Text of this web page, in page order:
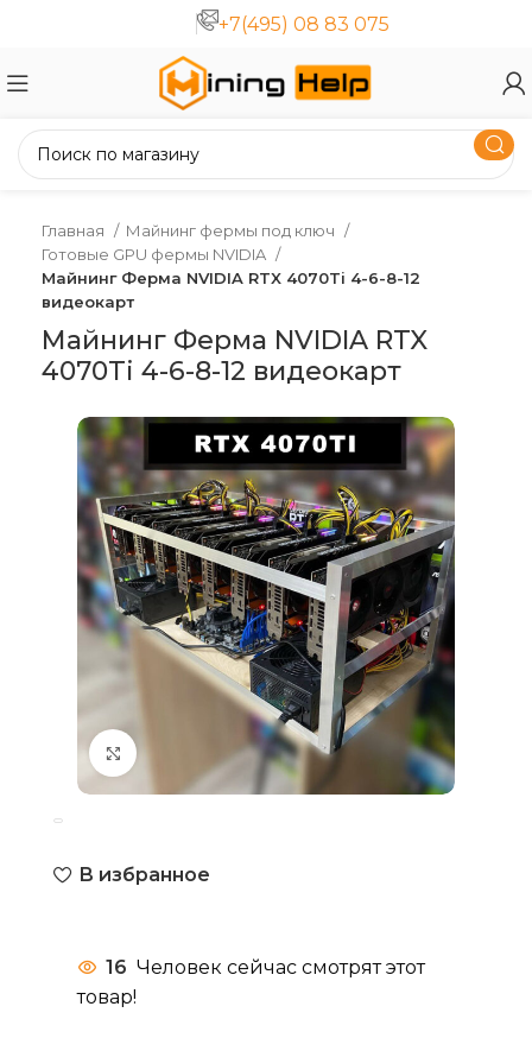
+7(495) 08 83 075
Главная
Майнинг фермы под ключ
Готовые GPU фермы NVIDIA
Майнинг Ферма NVIDIA RTX 4070Ti 4-6-8-12
видеокарт
Майнинг Ферма NVIDIA RTX
4070Ti 4-6-8-12 видеокарт
Нажмите, чтобы увеличить
В избранное
16 Человек сейчас смотрят этот
товар!